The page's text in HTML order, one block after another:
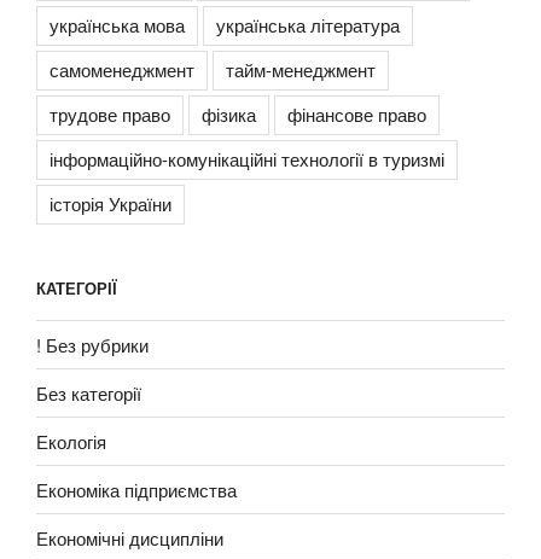
українська мова
українська література
самоменеджмент
тайм-менеджмент
трудове право
фізика
фінансове право
інформаційно-комунікаційні технології в туризмі
історія України
КАТЕГОРІЇ
! Без рубрики
Без категорії
Екологія
Економіка підприємства
Економічні дисципліни